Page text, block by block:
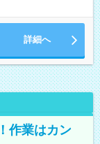
詳細へ
作業はカン